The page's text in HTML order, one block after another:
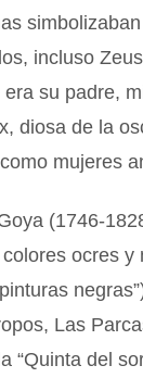
incluso
su padre,
diosa de la
mujeres
(1746-
ocres y
Las
“Quinta del